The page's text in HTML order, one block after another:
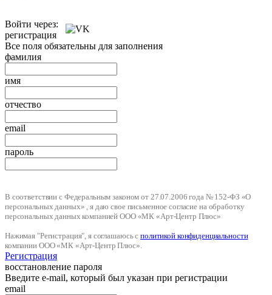
Войти через:
регистрация
Все поля обязательны для заполнения
фамилия
имя
отчество
email
пароль
В соответствии с Федеральным законом от 27.07.2006 года № 152-ФЗ «О
персональных данных» , я даю свое письменное согласие на обработку
персональных данных компанией ООО «МК «Арт-Центр Плюс»
Нажимая "Регистрация", я соглашаюсь сполитикой конфиденциальности
компании ООО «МК «Арт-Центр Плюс».
Регистрация
восстановление пароля
Введите e-mail, который был указан при регистрации
email